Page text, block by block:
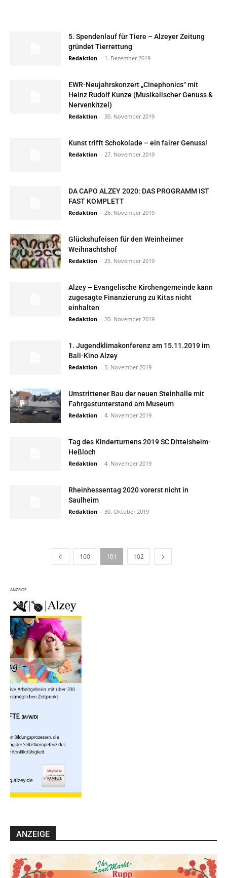
5. Spendenlauf für Tiere – Alzeyer Zeitung
gründet Tierrettung
Redaktion - 1. Dezember 2019
EWR-Neujahrskonzert „Cinephonics“ mit
Heinz Rudolf Kunze (Musikalischer Genuss &
Nervenkitzel)
Redaktion - 30. November 2019
Kunst trifft Schokolade – ein fairer Genuss!
Redaktion - 27. November 2019
DA CAPO ALZEY 2020: DAS PROGRAMM IST
FAST KOMPLETT
Redaktion - 26. November 2019
Glückshufeisen für den Weinheimer
Weihnachtshof
Redaktion - 25. November 2019
Alzey – Evangelische Kirchengemeinde kann
zugesagte Finanzierung zu Kitas nicht
einhalten
Redaktion - 20. November 2019
1. Jugendklimakonferenz am 15.11.2019 im
Bali-Kino Alzey
Redaktion - 5. November 2019
Umstrittener Bau der neuen Steinhalle mit
Fahrgastunterstand am Museum
Redaktion - 4. November 2019
Tag des Kinderturnens 2019 SC Dittelsheim-
Heßloch
Redaktion - 4. November 2019
Rheinhessentag 2020 vorerst nicht in
Saulheim
Redaktion - 30. Oktober 2019
100 101 102
ANZEIGE
ANZEIGE